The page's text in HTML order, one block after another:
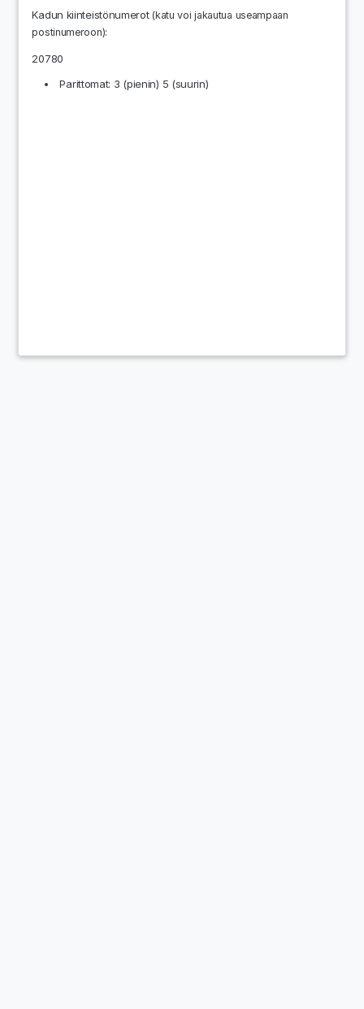
Kadun kiinteistönumerot(katu voi jakautua useampaan
postinumeroon):
20780
Parittomat: 3 (pienin) 5 (suurin)